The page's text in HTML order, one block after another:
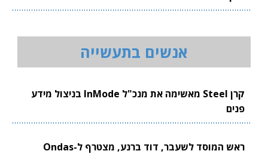
אנשים בתעשייה
קרן Steel מאשימה את מנכ"ל InMode בניצול מידע
פנים
ראש המוסד לשעבר, דוד ברנע, מצטרף ל-Ondas